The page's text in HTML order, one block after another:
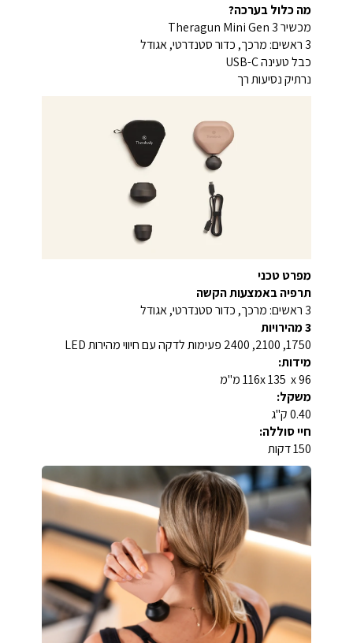
מה כלול בערכה?
מכשיר Theragun Mini Gen 3
3 ראשים: מרכך, כדור סטנדרטי, אגודל
כבל טעינה USB-C
נרתיק נסיעות רך
מפרט טכני
תרפיה באמצעות הקשה
3 ראשים: מרכך, כדור סטנדרטי, אגודל
3 מהירויות
1750, 2100, 2400 פעימות לדקה עם חיווי מהירות LED
מידות:
116x 135 x 96 מ"מ
משקל:
0.40 ק"ג
חיי סוללה:
150 דקות